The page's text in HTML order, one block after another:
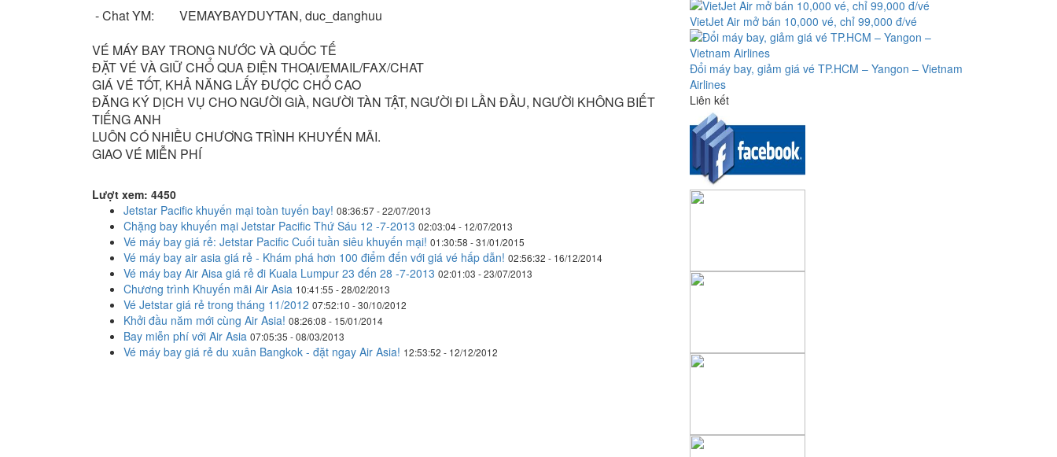
- Chat YM: VEMAYBAYDUYTAN, duc_danghuu
VÉ MÁY BAY TRONG NƯỚC VÀ QUỐC TẾ
ÐẶT VÉ VÀ GIỮ CHỔ QUA ÐIỆN THOẠI/EMAIL/FAX/CHAT
GIÁ VÉ TỐT, KHẢ NĂNG LẤY ÐƯỢC CHỔ CAO
ÐĂNG KÝ DỊCH VỤ CHO NGƯỜI GIÀ, NGƯỜI TÀN TẬT, NGƯỜI ÐI LẦN ÐẦU, NGƯỜI KHÔNG BIẾT
TIẾNG ANH
LUÔN CÓ NHIỀU CHƯƠNG TRÌNH KHUYẾN MÃI.
GIAO VÉ MIỄN PHÍ
Lượt xem: 4450
Jetstar Pacific khuyến mại toàn tuyến bay! 08:36:57 - 22/07/2013
Chặng bay khuyến mại Jetstar Pacific Thứ Sáu 12 -7-2013 02:03:04 - 12/07/2013
Vé máy bay giá rẻ: Jetstar Pacific Cuối tuần siêu khuyến mại! 01:30:58 - 31/01/2015
Vé máy bay air asia giá rẻ - Khám phá hơn 100 điểm đến với giá vé hấp dẫn! 02:56:32 - 16/12/2014
Vé máy bay Air Aisa giá rẻ đi Kuala Lumpur 23 đến 28 -7-2013 02:01:03 - 23/07/2013
Chương trình Khuyến mãi Air Asia 10:41:55 - 28/02/2013
Vé Jetstar giá rẻ trong tháng 11/2012 07:52:10 - 30/10/2012
Khởi đầu năm mới cùng Air Asia! 08:26:08 - 15/01/2014
Bay miễn phí với Air Asia 07:05:35 - 08/03/2013
Vé máy bay giá rẻ du xuân Bangkok - đặt ngay Air Asia! 12:53:52 - 12/12/2012
VietJet Air mở bán 10,000 vé, chỉ 99,000 đ/vé
Đổi máy bay, giảm giá vé TP.HCM – Yangon – Vietnam
Airlines
Liên kết